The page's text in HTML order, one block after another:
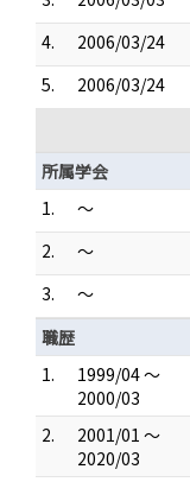
4.
2006/03/24
5.
2006/03/24
所属学会
1.
～
2.
～
3.
～
職歴
1.
1999/04 ～
2000/03
2.
2001/01 ～
2020/03